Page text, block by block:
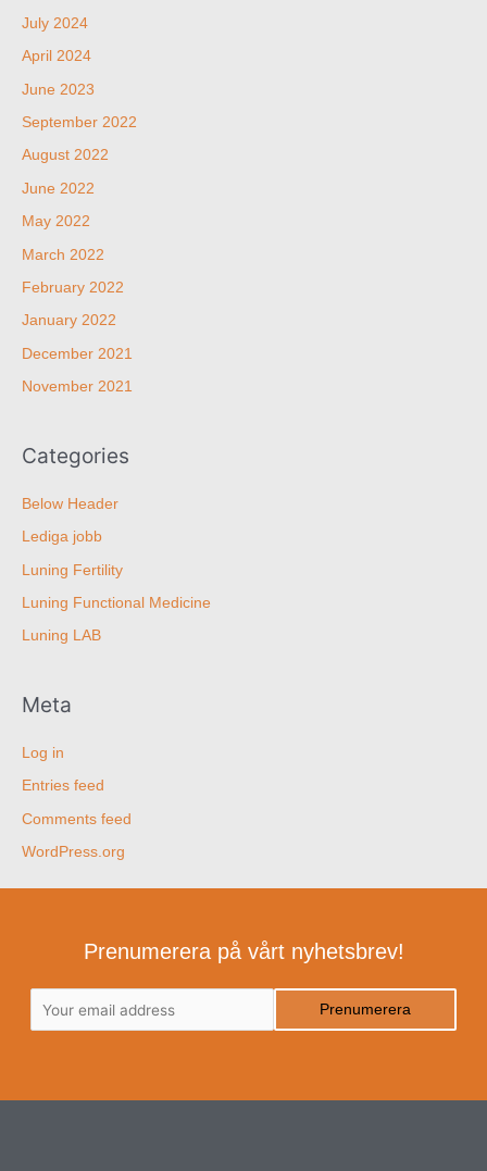
July 2024
April 2024
June 2023
September 2022
August 2022
June 2022
May 2022
March 2022
February 2022
January 2022
December 2021
November 2021
Categories
Below Header
Lediga jobb
Luning Fertility
Luning Functional Medicine
Luning LAB
Meta
Log in
Entries feed
Comments feed
WordPress.org
Prenumerera på vårt nyhetsbrev!